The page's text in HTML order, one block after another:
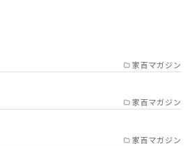
区/中区/南区/泉区/保土
北区の一部） /
家百マガジン
家百マガジン
家百マガジン